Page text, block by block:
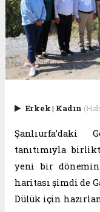
Erkek| Kadın
Şanlıurfa’daki
tanıtımıyla
yeni bir dönemin
haritası şimdi de
Dülük için